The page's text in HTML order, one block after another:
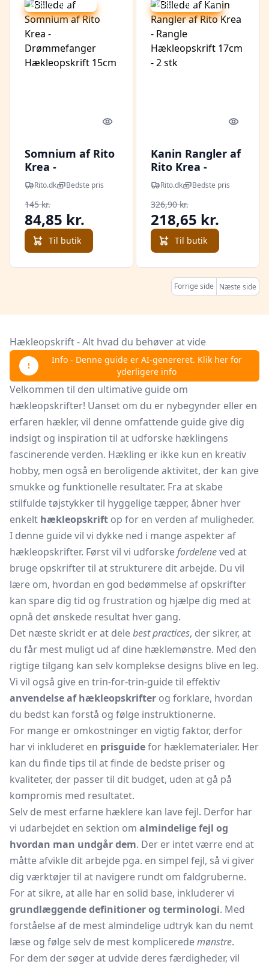
Udsalg - spar 41 %
Quick look
Somnium af Rito
Krea -
Drømmefanger
Hækleopskrift
15cm
Rito.dk Bedste pris
145 kr.
84,85 kr.
Til butik
Udsalg - spar 33 %
Quick
Kanin Rangler af
Rito Krea -
Rangle
Hækleopskrift
17cm - 2 stk
Rito.dk Bedste pris
326,90 kr.
218,65 kr.
Til butik
Forrige side Næste side
Hækleopskrift - Alt hvad du behøver at vide
Info - Denne guide er AI-genereret. Klik her for
yderligere info
Velkommen til den ultimative guide om
hækleopskrifter! Uanset om du er nybegynder eller en
erfaren hækler, vil denne omfattende guide give dig
indsigt og inspiration til at udforske hæklingens
fascinerende verden. Hækling er ikke kun en kreativ
hobby, men også en beroligende aktivitet, der kan give
smukke og funktionelle resultater. Fra at skabe
stilfulde tøjstykker til hyggelige tæpper, åbner hver
enkelt hækleopskrift op for en verden af muligheder.
I denne guide vil vi dykke ned i mange aspekter af
hækleopskrifter. Først vil vi udforskefordeleneved at
bruge opskrifter til at strukturere dit arbejde. Du vil
lære om, hvordan en god bedømmelse af opskrifter
kan spare dig tid og frustration og hjælpe dig med at
opnå det ønskede resultat hver gang.
Det næste skridt er at delebest practices, der sikrer, at
du får mest muligt ud af dine hæklemønstre. Med den
rigtige tilgang kan selv komplekse designs blive en leg.
Vi vil også give en trin-for-trin-guide til effektiv
anvendelse af hækleopskrifter og forklare, hvordan
du bedst kan forstå og følge instruktionerne.
For mange er omkostninger en vigtig faktor, derfor
har vi inkluderet en prisguidefor hæklematerialer. Her
kan du finde tips til at finde de bedste priser og
kvaliteter, der passer til dit budget, uden at gå på
kompromis med resultatet.
Selv de mest erfarne hæklere kan lave fejl. Derfor har
vi udarbejdet en sektion om almindelige fejl og
hvordan man undgår dem. Der er intet værre end at
måtte afvikle dit arbejde pga. en simpel fejl, så vi giver
dig værktøjer til at navigere rundt om faldgruberne.
For at sikre, at alle har en solid base, inkluderer vi
grundlæggende definitioner og terminologi. Med
forståelse af de mest almindelige udtryk kan du nemt
læse og følge selv de mest kompliceredemønstre.
For dem der søger at udvide deres færdigheder, vil